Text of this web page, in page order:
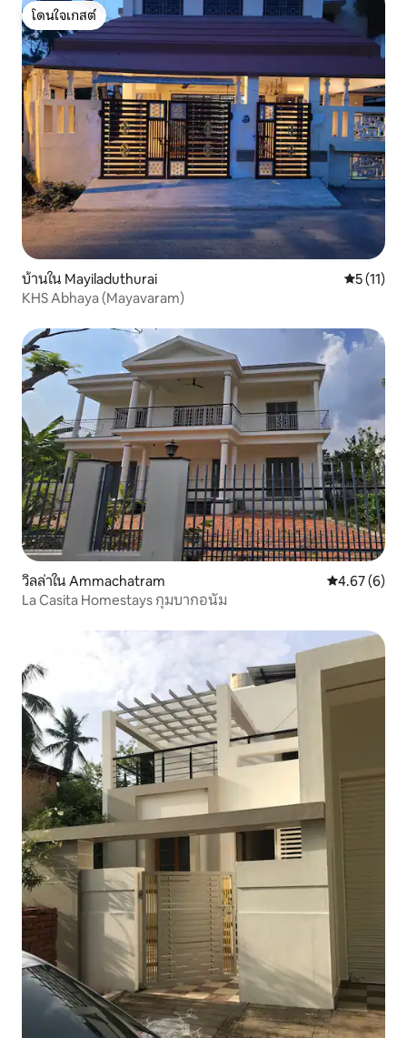
โดนใจเกสต์
โดนใจเกสต์
บ้านใน Mayiladuthurai คะแนนเฉ
5 (11)
KHS Abhaya (Mayavaram)
วิลล่าใน Ammachatram คะแนนเฉลี่ย
4.67 (6)
La Casita Homestays กุมบากอนัม